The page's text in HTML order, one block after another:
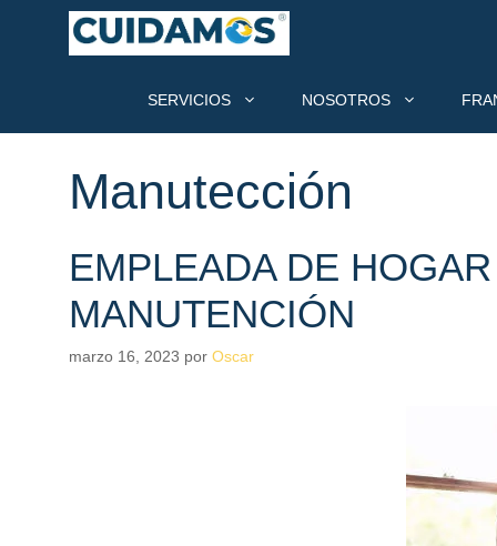
SERVICIOS NOSOTROS
Manutección
EMPLEADA DE
MANUTENCIÓN
marzo 16, 2023 por Oscar